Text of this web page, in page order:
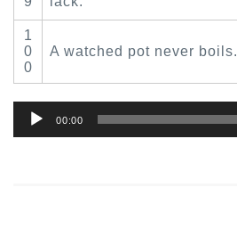
1
0
0
A watched pot never boils.
声
00:00